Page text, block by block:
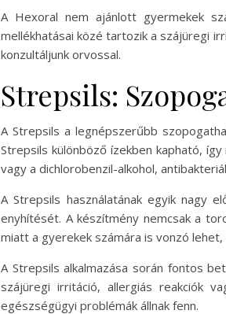
A Hexoral nem ajánlott gyermekek
mellékhatásai közé tartozik a szájüregi
konzultáljunk orvossal.
Strepsils:
A Strepsils a legnépszerűbb
Strepsils különböző ízekben kapható,
vagy a dichlorobenzil-alkohol,
A Strepsils használatának egyik nagy
enyhítését. A készítmény nemcsak a
miatt a gyerekek számára is vonzó
A Strepsils alkalmazása során fontos
szájüregi irritáció, allergiás reakciók
egészségügyi problémák állnak fenn.